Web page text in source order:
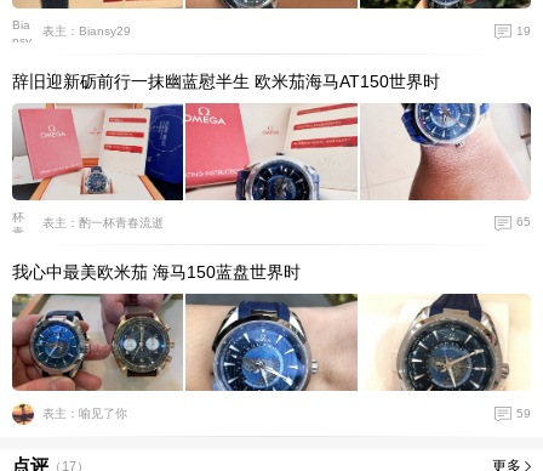
表主：Biansy29 19
辞旧迎新砺前行一抹幽蓝慰半生 欧米茄海马AT150世界时
表主：酌一杯青春流逝 65
我心中最美欧米茄 海马150蓝盘世界时
表主：喻见了你 59
点评（ 17） 更多